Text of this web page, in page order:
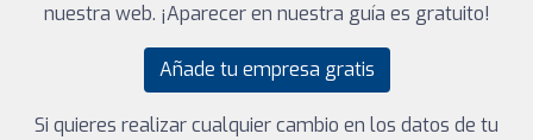
nuestra web. ¡Aparecer en nuestra guía es gratuito!
Añade tu empresa gratis
Si quieres realizar cualquier cambio en los datos de tu